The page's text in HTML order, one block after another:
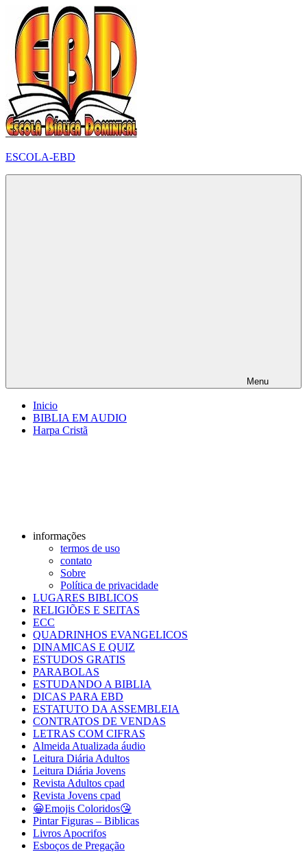
para
conteúdo
ESCOLA-EBD
Menu
Inicio
BIBLIA EM AUDIO
Harpa Cristã
informações
termos de uso
contato
Sobre
Política de privacidade
LUGARES BIBLICOS
RELIGIÕES E SEITAS
ECC
QUADRINHOS EVANGELICOS
DINAMICAS E QUIZ
ESTUDOS GRATIS
PARABOLAS
ESTUDANDO A BIBLIA
DICAS PARA EBD
ESTATUTO DA ASSEMBLEIA
CONTRATOS DE VENDAS
LETRAS COM CIFRAS
Almeida Atualizada áudio
Leitura Diária Adultos
Leitura Diária Jovens
Revista Adultos cpad
Revista Jovens cpad
😀Emojis Coloridos😘
Pintar Figuras – Biblicas
Livros Apocrifos
Esboços de Pregação